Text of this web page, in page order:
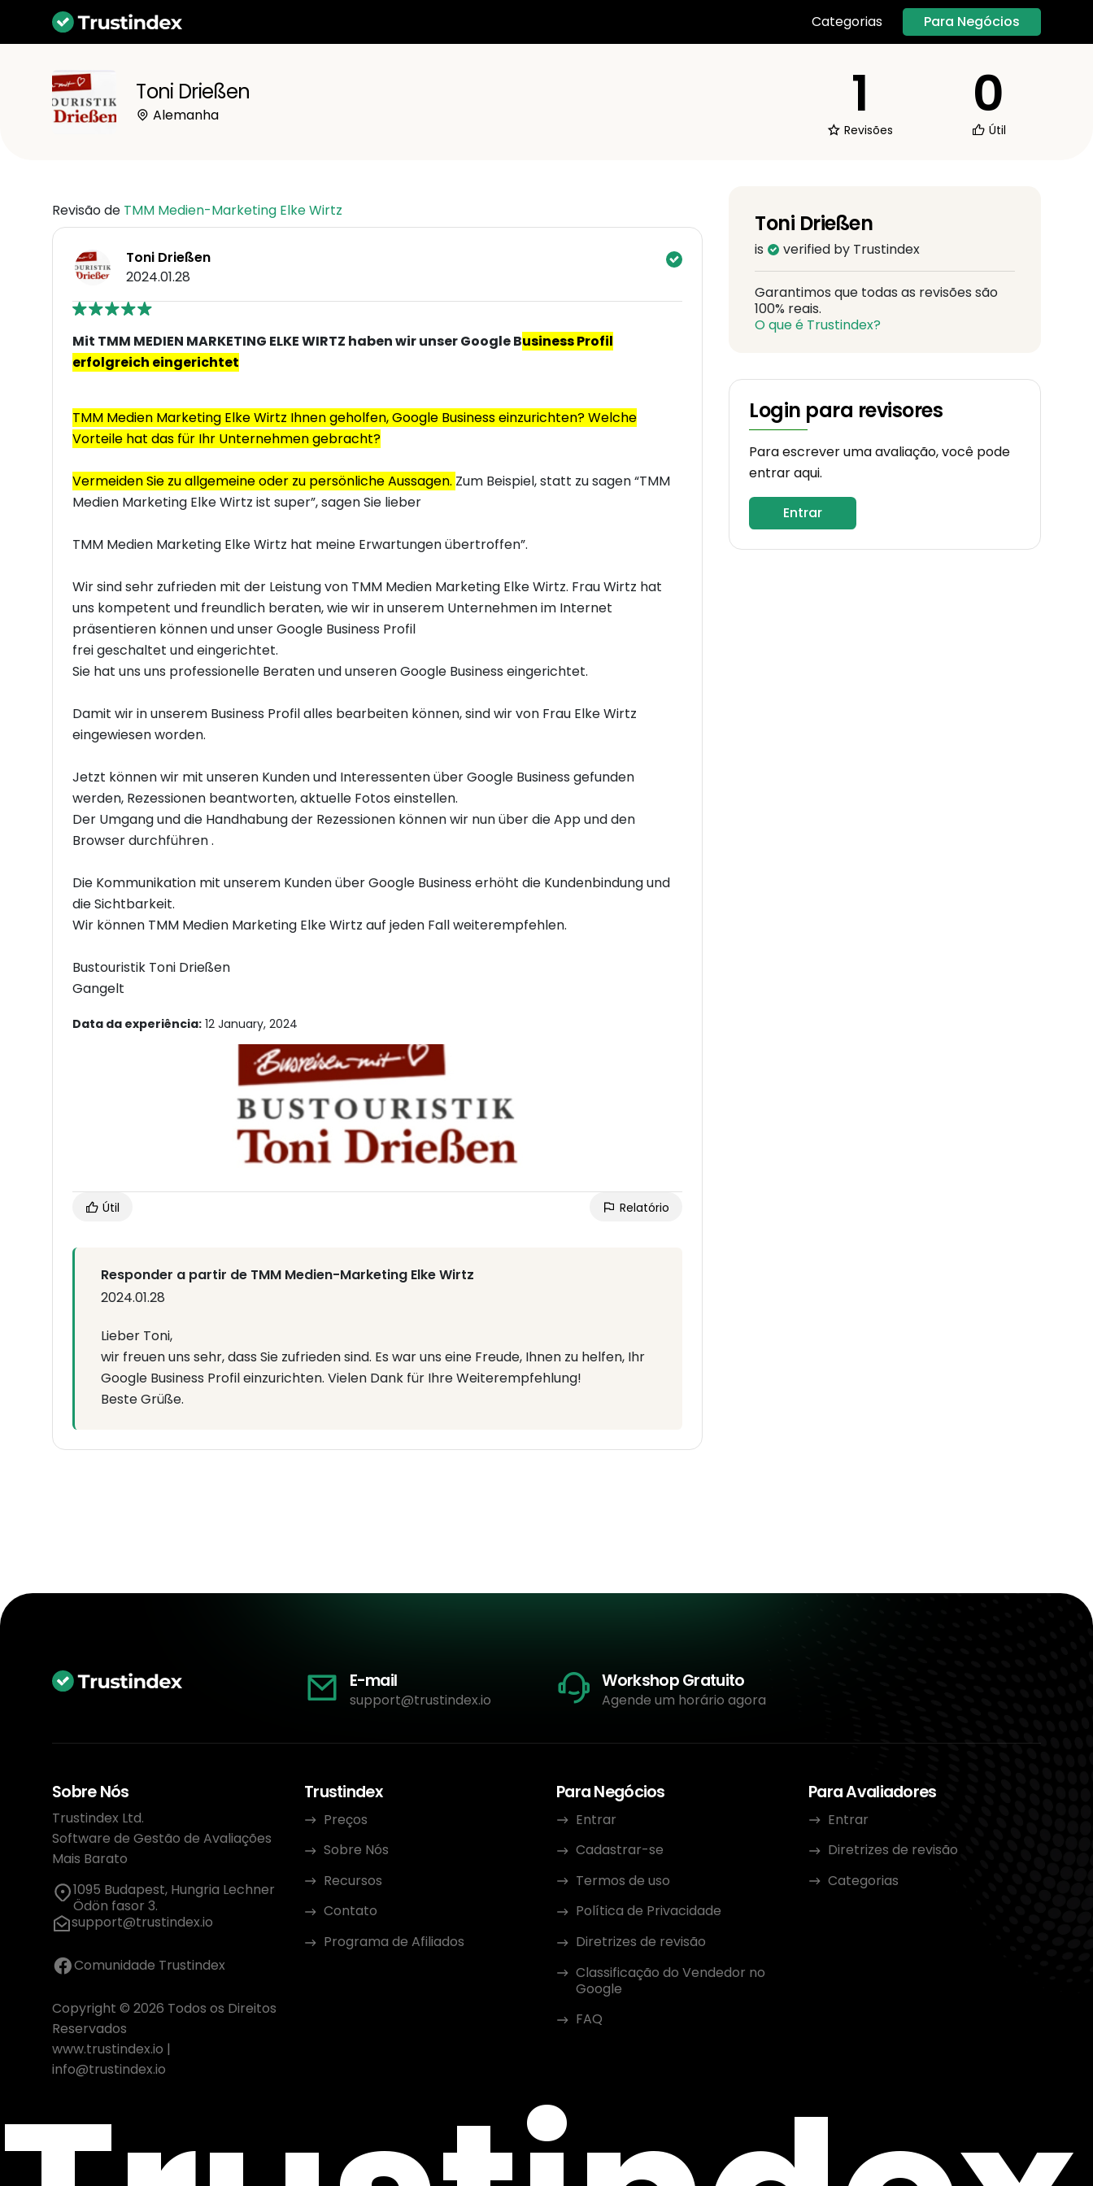
Categorias Para Negócios
Toni Drießen
Alemanha 1
Revisões
0
Útil
Revisão de TMM Medien-Marketing Elke Wirtz
Toni Drießen
2024.01.28
Mit TMM MEDIEN MARKETING ELKE WIRTZ haben wir unser Google Business Profil
erfolgreich eingerichtet
TMM Medien Marketing Elke Wirtz Ihnen geholfen, Google Business einzurichten? Welche
Vorteile hat das für Ihr Unternehmen gebracht?
Vermeiden Sie zu allgemeine oder zu persönliche Aussagen. Zum Beispiel, statt zu sagen “TMM
Medien Marketing Elke Wirtz ist super”, sagen Sie lieber
TMM Medien Marketing Elke Wirtz hat meine Erwartungen übertroffen”.
Wir sind sehr zufrieden mit der Leistung von TMM Medien Marketing Elke Wirtz. Frau Wirtz hat
uns kompetent und freundlich beraten, wie wir in unserem Unternehmen im Internet
präsentieren können und unser Google Business Profil
frei geschaltet und eingerichtet.
Sie hat uns uns professionelle Beraten und unseren Google Business eingerichtet.
Damit wir in unserem Business Profil alles bearbeiten können, sind wir von Frau Elke Wirtz
eingewiesen worden.
Jetzt können wir mit unseren Kunden und Interessenten über Google Business gefunden
werden, Rezessionen beantworten, aktuelle Fotos einstellen.
Der Umgang und die Handhabung der Rezessionen können wir nun über die App und den
Browser durchführen .
Die Kommunikation mit unserem Kunden über Google Business erhöht die Kundenbindung und
die Sichtbarkeit.
Wir können TMM Medien Marketing Elke Wirtz auf jeden Fall weiterempfehlen.
Bustouristik Toni Drießen
Gangelt
Data da experiência: 12 January, 2024
Útil Relatório
Responder a partir de TMM Medien-Marketing Elke Wirtz
2024.01.28
Lieber Toni,
wir freuen uns sehr, dass Sie zufrieden sind. Es war uns eine Freude, Ihnen zu helfen, Ihr
Google Business Profil einzurichten. Vielen Dank für Ihre Weiterempfehlung!
Beste Grüße.
Toni Drießen
is verified by Trustindex
Garantimos que todas as revisões são
100% reais.
O que é Trustindex?
Login para revisores
Para escrever uma avaliação, você pode
entrar aqui.
Entrar
E-mail
support@trustindex.io
Workshop Gratuito
Agende um horário agora
Sobre Nós
Trustindex Ltd.
Software de Gestão de Avaliações
Mais Barato
1095 Budapest, Hungria Lechner
Ödön fasor 3.
support@trustindex.io
Comunidade Trustindex
Copyright © 2026 Todos os Direitos
Reservados
www.trustindex.io |
info@trustindex.io
Trustindex
Preços
Sobre Nós
Recursos
Contato
Programa de Afiliados
Para Negócios
Entrar
Cadastrar-se
Termos de uso
Política de Privacidade
Diretrizes de revisão
Classificação do Vendedor no
Google
FAQ
Para Avaliadores
Entrar
Diretrizes de revisão
Categorias